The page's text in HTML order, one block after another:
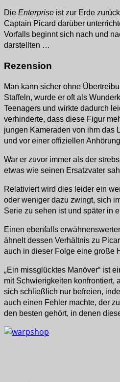
Die Enterprise ist zur Erde
Captain Picard darüber
Vorfalls beginnt sich nach und
darstellten …
Rezension
Man kann sicher ohne
Staffeln, wurde er oft als
Teenagers und wirkte dadurch
verhinderte, dass diese Figur
jungen Kameraden von ihm das
und vor einer offiziellen
War er zuvor immer als der
etwas wie seinen Ersatzvater
Relativiert wird dies leider ein
oder weniger dazu zwingt, sich
Serie zu sehen ist und später in
Einen ebenfalls
ähnelt dessen Verhältnis zu
auch in dieser Folge eine große
„Ein missglücktes Manöver“ ist
mit Schwierigkeiten konfrontiert,
sich schließlich nur befreien,
auch einen Fehler machte, der
den besten gehört, in denen